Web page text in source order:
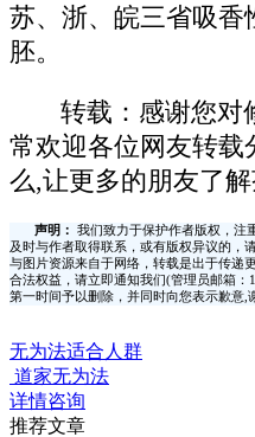
苏、浙、皖三省吸香
胚。
转载：感谢您对
常欢迎各位网友转载
么,让更多的朋友了
声明：
我们致力于保护作者版权，注
及时与作者取得联系，或有版权异议的，
与图片资源来自于网络，转载是出于传递
合法权益，请立即通知我们(管理员邮箱：
第一时间予以删除，并同时向您表示歉意,
无为法适合人群
道家无为法
详情咨询
推荐文章